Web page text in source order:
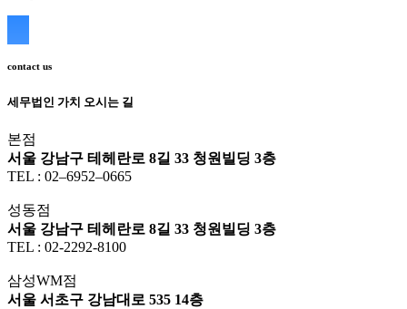
contact us
세무법인 가치 오시는 길
본점
서울 강남구 테헤란로 8길 33 청원빌딩 3층
TEL : 02–6952–0665
성동점
서울 강남구 테헤란로 8길 33 청원빌딩 3층
TEL : 02-2292-8100
삼성WM점
서울 서초구 강남대로 535 14층